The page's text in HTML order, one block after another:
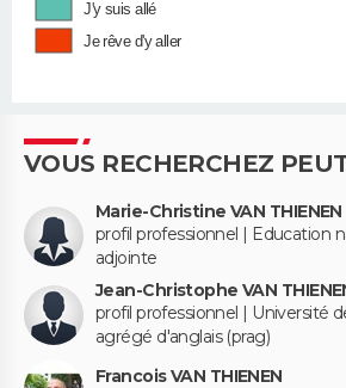
J'y suis allé
Je rêve d'y aller
VOUS RECHERCHEZ
Marie-Christine VAN THIENEN
profil professionnel | Education
adjointe
Jean-Christophe VAN
profil professionnel | Université
agrégé d'anglais (prag)
Francois VAN THIENEN